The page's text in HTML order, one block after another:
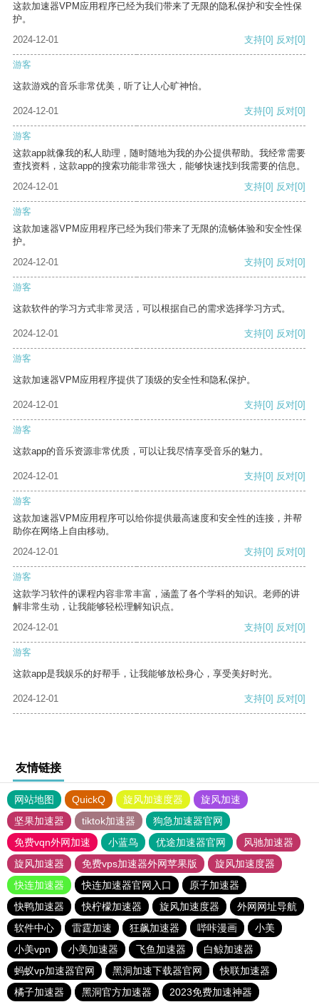
这款加速器VPM应用程序已经为我们带来了无限的隐私保护和安全性保
护。
2024-12-01
支持[0] 反对[0]
游客
这款游戏的音乐非常优美，听了让人心旷神怡。
2024-12-01 支持[0] 反对[0]
游客
这款app就像我的私人助理，随时随地为我的办公提供帮助。我经常需要
查找资料，这款app的搜索功能非常强大，能够快速找到我需要的信息。
2024-12-01
支持[0] 反对[0]
游客
这款加速器VPM应用程序已经为我们带来了无限的流畅体验和安全性保
护。
2024-12-01
支持[0] 反对[0]
游客
这款软件的学习方式非常灵活，可以根据自己的需求选择学习方式。
2024-12-01 支持[0] 反对[0]
游客
这款加速器VPM应用程序提供了顶级的安全性和隐私保护。
2024-12-01 支持[0] 反对[0]
游客
这款app的音乐资源非常优质，可以让我尽情享受音乐的魅力。
2024-12-01 支持[0] 反对[0]
游客
这款加速器VPM应用程序可以给你提供最高速度和安全性的连接，并帮
助你在网络上自由移动。
2024-12-01
支持[0] 反对[0]
游客
这款学习软件的课程内容非常丰富，涵盖了各个学科的知识。老师的讲
解非常生动，让我能够轻松理解知识点。
2024-12-01
支持[0] 反对[0]
游客
这款app是我娱乐的好帮手，让我能够放松身心，享受美好时光。
2024-12-01 支持[0] 反对[0]
友情链接
网站地图 QuickQ 旋风加速度器
旋风加速
坚果加速器
tiktok加速器
狗急加速器官网
免费vqn外网加速
小蓝鸟 优途加速器官网
风驰加速器
旋风加速器
免费vps加速器外网苹果版
旋风加速度器
快连加速器
快连加速器官网入口
原子加速器
快鸭加速器
快柠檬加速器 旋风加速度器
外网网址导航
软件中心
雷霆加速 狂飙加速器 哔咔漫画
小美
小美vpn
小美加速器 飞鱼加速器
白鲸加速器
蚂蚁vp加速器官网
黑洞加速下载器官网
快联加速器
橘子加速器
黑洞官方加速器 2023免费加速神器